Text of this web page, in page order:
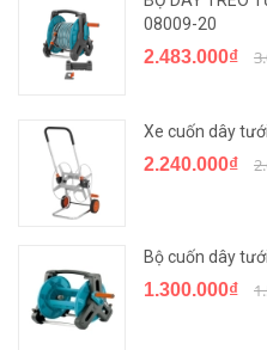
08009-20
2.483.000₫
Xe cuốn dây
2.240.000₫
Bộ cuốn dây
1.300.000₫